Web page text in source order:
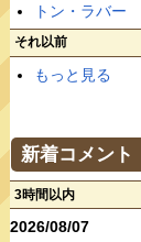
トン・ラバー
それ以前
もっと見る
新着コメント
3時間以内
2026/08/07